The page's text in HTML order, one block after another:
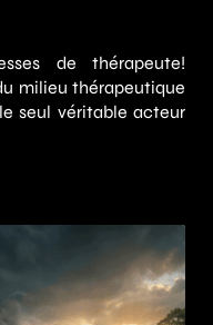
de thérapeute!
milieu thérapeutique
seul véritable acteur